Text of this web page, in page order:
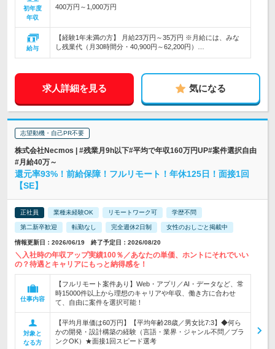
初年度
年収
400万円～1,000万円
給与
【経験1年未満の方】 月給23万円～35万円 ※月給には、みな
し残業代（月30時間分・40,900円～62,200円）…
求人詳細を見る 気になる
志望動機・自己PR不要
株式会社Necmos | #残業月9h以下#平均で年収160万円UP#案件選択自由
#月給40万～
還元率93%！前給保障！フルリモート！年休125日！面接1回
【SE】
正社員 業種未経験OK リモートワーク可 学歴不問
第二新卒歓迎 転勤なし 完全週休2日制 女性のおしごと掲載中
情報更新日：2026/06/19 終了予定日：2026/08/20
＼入社時の年収アップ実績100％／あなたの単価、ホントにそれでいい
の？待遇とキャリアにもっと納得感を！
仕事内容
【フルリモート案件あり】Web・アプリ／AI・データなど、常
時15000件以上から理想のキャリアや年収、働き方に合わせ
て、自由に案件を選択可能！
対象と
なる方
【平均月単価は60万円】【平均年齢28歳／男女比7:3】◆何ら
かの開発・設計構築の経験（言語・業界・ジャンル不問／ブラ
ンクOK）★面接1回スピード選考